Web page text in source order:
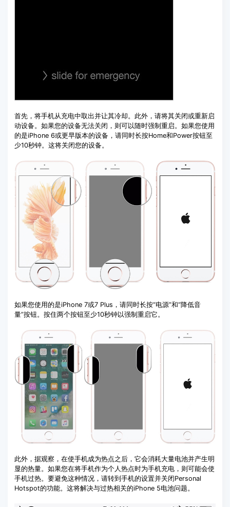
首先，将手机从充电中取出并让其冷却。此外，请将其关闭或重新启
动设备。如果您的设备无法关闭，则可以随时强制重启。如果您使用
的是iPhone 6或更早版本的设备，请同时长按Home和Power按钮至
少10秒钟。这将关闭您的设备。
如果您使用的是iPhone 7或7 Plus，请同时长按“电源”和“降低音
量”按钮。按住两个按钮至少10秒钟以强制重启它。
此外，据观察，在使手机成为热点之后，它会消耗大量电池并产生明
显的热量。如果您在将手机作为个人热点时为手机充电，则可能会使
手机过热。要避免这种情况，请转到手机的设置并关闭Personal
Hotspot的功能。这将解决与过热相关的iPhone 5电池问题。